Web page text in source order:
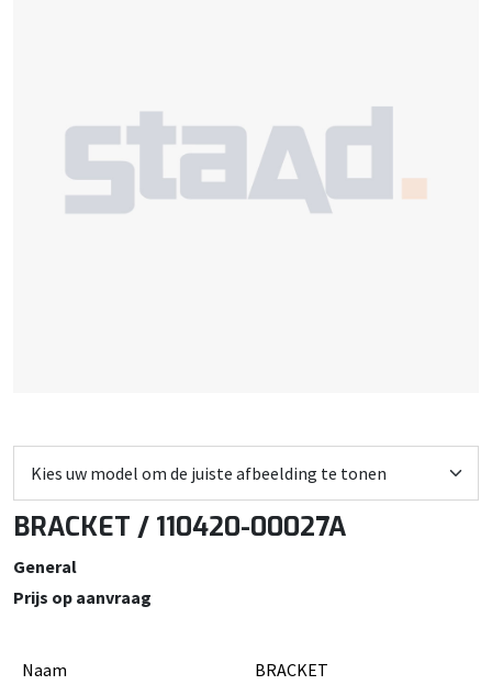
BRACKET / 110420-00027A
General
Prijs op aanvraag
Naam BRACKET